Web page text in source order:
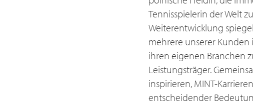
Tennisspielerin der Welt
Weiterentwicklung
mehrere unserer
ihren eigenen Branchen
Leistungsträger.
inspirieren, MINT-
entscheidender